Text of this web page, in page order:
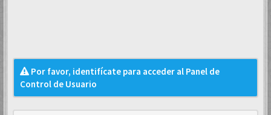
Por favor, identifícate para acceder al Panel de
Control de Usuario